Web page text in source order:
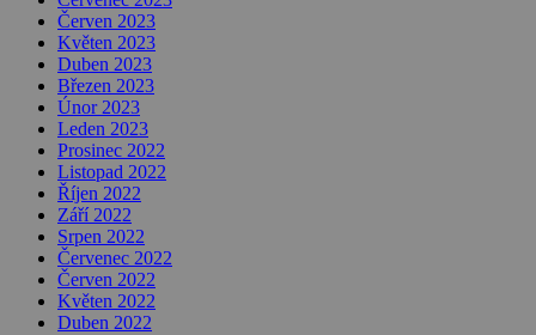
Červen 2023
Květen 2023
Duben 2023
Březen 2023
Únor 2023
Leden 2023
Prosinec 2022
Listopad 2022
Říjen 2022
Září 2022
Srpen 2022
Červenec 2022
Červen 2022
Květen 2022
Duben 2022